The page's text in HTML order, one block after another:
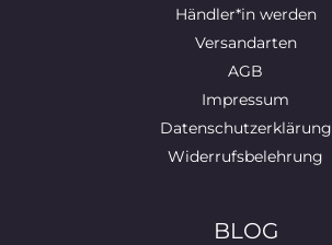
Händler*in werden
Versandarten
AGB
Impressum
Datenschutzerklärung
Widerrufsbelehrung
BLOG